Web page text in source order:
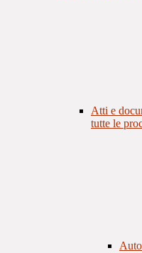
Atti e
tutte le